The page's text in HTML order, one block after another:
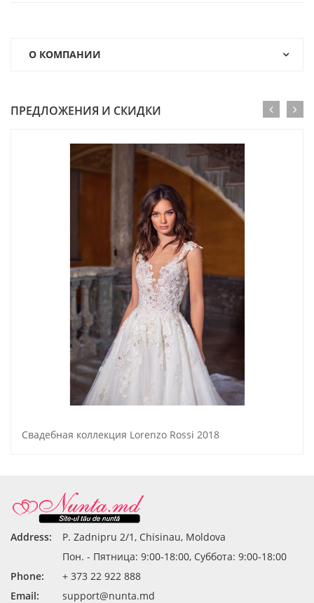
О КОМПАНИИ
ПРЕДЛОЖЕНИЯ И СКИДКИ
Свадебная коллекция Lorenzo Rossi 2018
Address:
P. Zadnipru 2/1, Chisinau, Moldova
Пон. - Пятница: 9:00-18:00, Суббота: 9:00-18:00
Phone:
+ 373 22 922 888
Email:
support@nunta.md